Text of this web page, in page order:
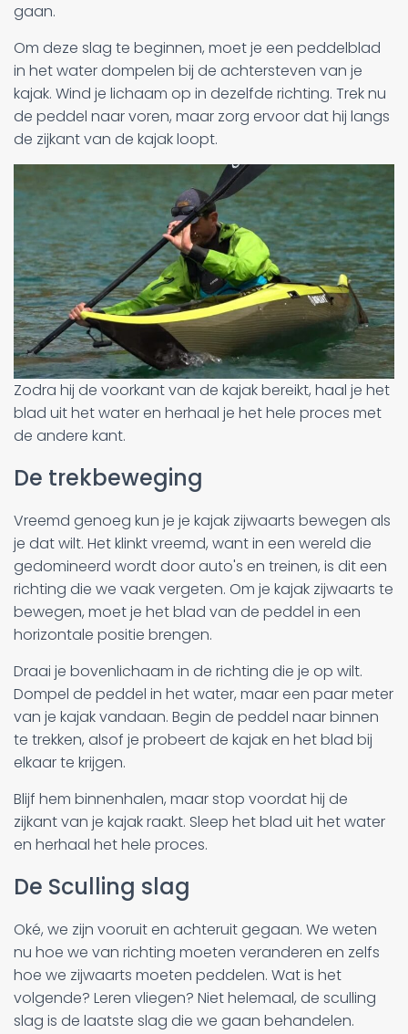
gaan.
Om deze slag te beginnen, moet je een peddelblad
in het water dompelen bij de achtersteven van je
kajak. Wind je lichaam op in dezelfde richting. Trek nu
de peddel naar voren, maar zorg ervoor dat hij langs
de zijkant van de kajak loopt.
Zodra hij de voorkant van de kajak bereikt, haal je het
blad uit het water en herhaal je het hele proces met
de andere kant.
De trekbeweging
Vreemd genoeg kun je je kajak zijwaarts bewegen als
je dat wilt. Het klinkt vreemd, want in een wereld die
gedomineerd wordt door auto's en treinen, is dit een
richting die we vaak vergeten. Om je kajak zijwaarts te
bewegen, moet je het blad van de peddel in een
horizontale positie brengen.
Draai je bovenlichaam in de richting die je op wilt.
Dompel de peddel in het water, maar een paar meter
van je kajak vandaan. Begin de peddel naar binnen
te trekken, alsof je probeert de kajak en het blad bij
elkaar te krijgen.
Blijf hem binnenhalen, maar stop voordat hij de
zijkant van je kajak raakt. Sleep het blad uit het water
en herhaal het hele proces.
De Sculling slag
Oké, we zijn vooruit en achteruit gegaan. We weten
nu hoe we van richting moeten veranderen en zelfs
hoe we zijwaarts moeten peddelen. Wat is het
volgende? Leren vliegen? Niet helemaal, de sculling
slag is de laatste slag die we gaan behandelen.